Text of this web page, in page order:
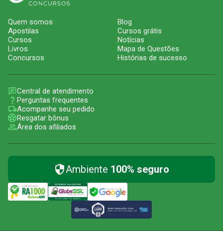
Quem somos
Apostilas
Cursos
Livros
Concursos
Blog
Cursos grátis
Notícias
Mapa de Questões
Histórias de sucesso
Central de atendimento
Perguntas frequentes
Acompanhe seu pedido
Resgatar bônus
Área dos afiliados
Ambiente 100% seguro